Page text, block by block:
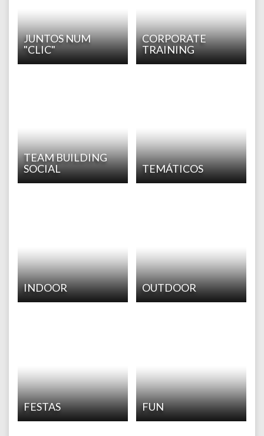
JUNTOS NUM
"CLIC"
CORPORATE
TRAINING
TEAM BUILDING
SOCIAL
TEMÁTICOS
INDOOR OUTDOOR
FESTAS FUN